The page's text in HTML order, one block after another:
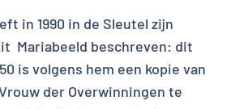
in 1990 in de Sleutel zijn
Mariabeeld beschreven: dit
is volgens hem een kopie van
der Overwinningen te